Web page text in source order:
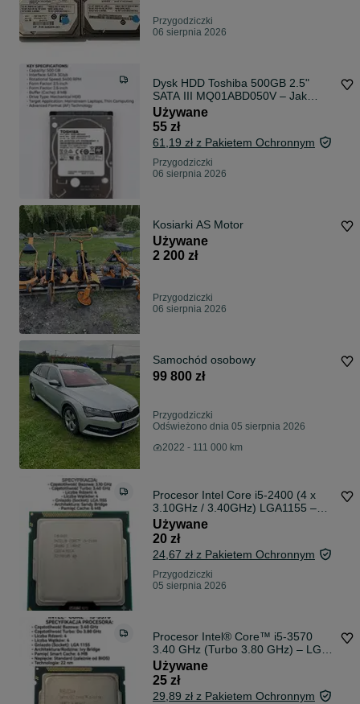
Przygodziczki
06 sierpnia 2026
Dysk HDD Toshiba 500GB 2.5"
SATA III MQ01ABD050V – Jak
Nowy(9 godzin pracy)
Używane
55 zł
61,19 zł z Pakietem Ochronnym
Przygodziczki
06 sierpnia 2026
Kosiarki AS Motor
Używane
2 200 zł
Przygodziczki
06 sierpnia 2026
Samochód osobowy
99 800 zł
Przygodziczki
Odświeżono dnia 05 sierpnia 2026
2022 - 111 000 km
Procesor Intel Core i5-2400 (4 x
3.10GHz / 3.40GHz) LGA1155 –
Tani i sprawny!
Używane
20 zł
24,67 zł z Pakietem Ochronnym
Przygodziczki
05 sierpnia 2026
Procesor Intel® Core™ i5-3570
3.40 GHz (Turbo 3.80 GHz) – LGA
1155 | 100% Sprawny
Używane
25 zł
29,89 zł z Pakietem Ochronnym